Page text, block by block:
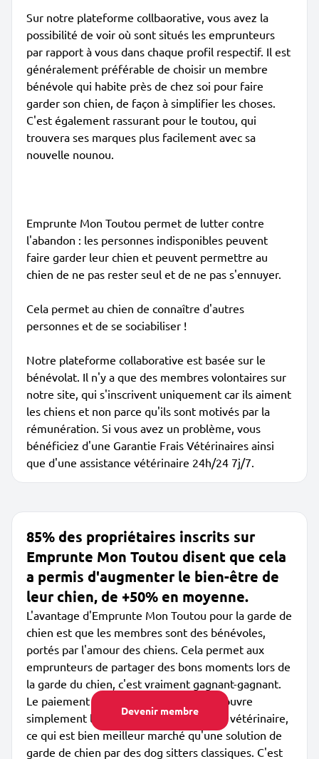
Devenir membre
Sur notre plateforme collbaorative, vous avez la
possibilité de voir où sont situés les emprunteurs
par rapport à vous dans chaque profil respectif. Il est
généralement préférable de choisir un membre
bénévole qui habite près de chez soi pour faire
garder son chien, de façon à simplifier les choses.
C'est également rassurant pour le toutou, qui
trouvera ses marques plus facilement avec sa
nouvelle nounou.
Emprunte Mon Toutou permet de lutter contre
l'abandon : les personnes indisponibles peuvent
faire garder leur chien et peuvent permettre au
chien de ne pas rester seul et de ne pas s'ennuyer.
Cela permet au chien de connaître d'autres
personnes et de se sociabiliser !
Notre plateforme collaborative est basée sur le
bénévolat. Il n'y a que des membres volontaires sur
notre site, qui s'inscrivent uniquement car ils aiment
les chiens et non parce qu'ils sont motivés par la
rémunération. Si vous avez un problème, vous
bénéficiez d'une Garantie Frais Vétérinaires ainsi
que d'une assistance vétérinaire 24h/24 7j/7.
85% des propriétaires inscrits sur
Emprunte Mon Toutou disent que cela
a permis d'augmenter le bien-être de
leur chien, de +50% en moyenne.
L'avantage d'Emprunte Mon Toutou pour la garde de
chien est que les membres sont des bénévoles,
portés par l'amour des chiens. Cela permet aux
emprunteurs de partager des bons moments lors de
la garde du chien, c'est vraiment gagnant-gagnant.
Le paiement de l'abonnement annuel couvre
simplement les garanties et l'assistance vétérinaire,
ce qui est bien meilleur marché qu'une solution de
garde de chien par des dog sitters classiques. C'est